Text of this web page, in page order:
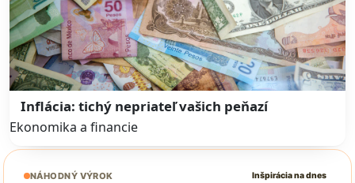
Inflácia: tichý nepriateľ vašich peňazí
Ekonomika a financie